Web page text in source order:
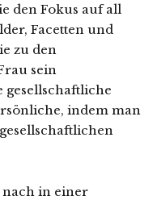
den Fokus auf all
Facetten und
zu den
sein
gesellschaftliche
indem man
in einer